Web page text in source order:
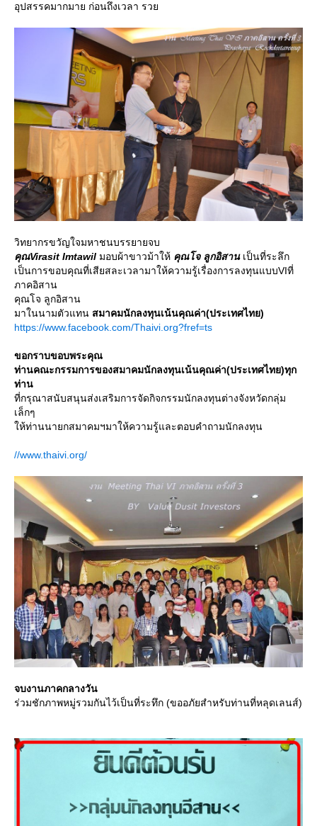
อุปสรรคมากมาย ก่อนถึงเวลา รว
วิทยากรขวัญใจมหาชนบรรยายจบ
คุณVirasit Imtawil มอบผ้าขาวม้าให้ คุณโจ ลูกอิสาน เป็นที่ระลึก
เป็นการขอบคุณที่เสียสละเวลามาให้ความรู้เรื่องการลงทุนแบบVIที่
ภาคอิสาน
คุณโจ ลูกอิสาน
มาในนามตัวแทน สมาคมนักลงทุนเน้นคุณค่า(ประเทศไทย)
https://www.facebook.com/Thaivi.org?fref=ts
ขอกราบขอบพระคุณ
ท่านคณะกรรมการของสมาคมนักลงทุนเน้นคุณค่า(ประเทศไทย)ทุก
ท่าน
ที่กรุณาสนับสนุนส่งเสริมการจัดกิจกรรมนักลงทุนต่างจังหวัดกลุ่ม
เล็กๆ
ห้ท่านนายกสมาคมฯมาให้ความรู้และตอบคำถามนักลงทุน
//www.thaivi.org/
จบงานภาคกลางวัน
ร่วมชักภาพหมู่รวมกันไว้เป็นที่ระทึก (ขออภัยสำหรับท่านที่หลุดเลนส์)